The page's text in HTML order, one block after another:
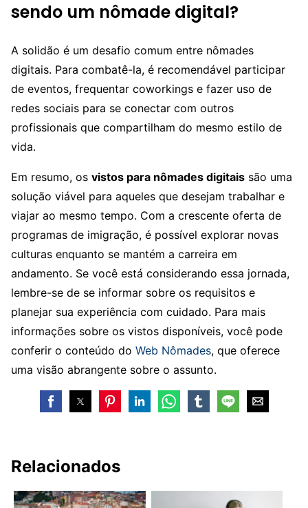
sendo um nômade digital?
A solidão é um desafio comum entre nômades
digitais. Para combatê-la, é recomendável participar
de eventos, frequentar coworkings e fazer uso de
redes sociais para se conectar com outros
profissionais que compartilham do mesmo estilo de
vida.
Em resumo, os vistos para nômades digitais são uma
solução viável para aqueles que desejam trabalhar e
viajar ao mesmo tempo. Com a crescente oferta de
programas de imigração, é possível explorar novas
culturas enquanto se mantém a carreira em
andamento. Se você está considerando essa jornada,
lembre-se de se informar sobre os requisitos e
planejar sua experiência com cuidado. Para mais
informações sobre os vistos disponíveis, você pode
conferir o conteúdo do Web Nômades, que oferece
uma visão abrangente sobre o assunto.
Relacionados